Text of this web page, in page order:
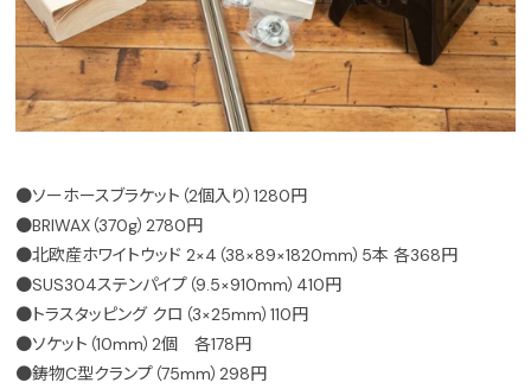
●ソーホースブラケット（2個入り）1280円
●BRIWAX（370g）2780円
●北欧産ホワイトウッド 2×4（38×89×1820mm）5本 各368円
●SUS304ステンパイプ（9.5×910mm）410円
●トラスタッピング クロ（3×25mm）110円
●ソケット（10mm）2個 各178円
●鋳物C型クランプ（75mm）298円